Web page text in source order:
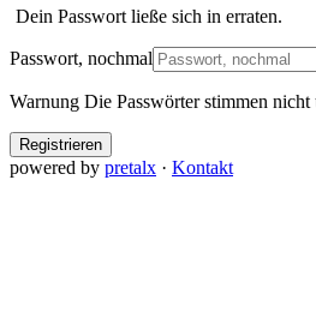
Dein Passwort ließe sich in erraten.
Passwort, nochmal
Warnung Die Passwörter stimmen nicht
Registrieren
powered by pretalx · Kontakt